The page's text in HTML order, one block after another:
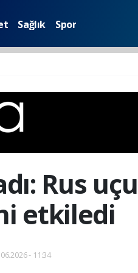
Sağlık Spor
Rus
etkiledi
- 11:34